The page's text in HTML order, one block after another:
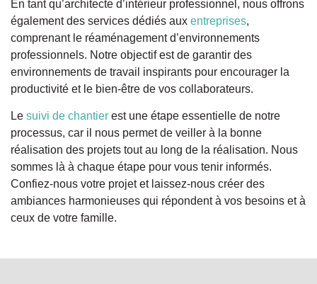
En tant qu’architecte d’intérieur professionnel, nous offrons
également des services dédiés aux entreprises,
comprenant le réaménagement d’environnements
professionnels. Notre objectif est de garantir des
environnements de travail inspirants pour encourager la
productivité et le bien-être de vos collaborateurs.
Le suivi de chantier est une étape essentielle de notre
processus, car il nous permet de veiller à la bonne
réalisation des projets tout au long de la réalisation. Nous
sommes là à chaque étape pour vous tenir informés.
Confiez-nous votre projet et laissez-nous créer des
ambiances harmonieuses qui répondent à vos besoins et à
ceux de votre famille.